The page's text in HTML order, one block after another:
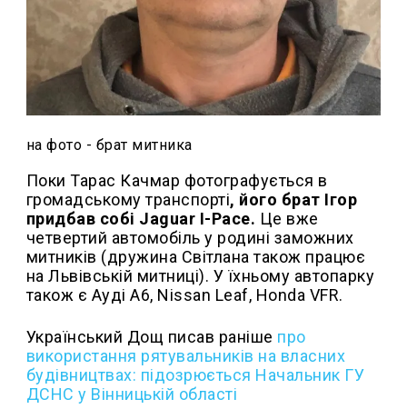
на фото - брат митника
Поки Тарас Качмар фотографується в
громадському транспорті, його брат Ігор
придбав собі Jaguar I-Pace. Це вже
четвертий автомобіль у родині заможних
митників (дружина Світлана також працює
на Львівській митниці). У їхньому автопарку
також є Ауді А6, Nissan Leaf, Honda VFR.
Український Дощ писав раніше про
використання рятувальників на власних
будівництвах: підозрюється Начальник ГУ
ДСНС у Вінницькій області